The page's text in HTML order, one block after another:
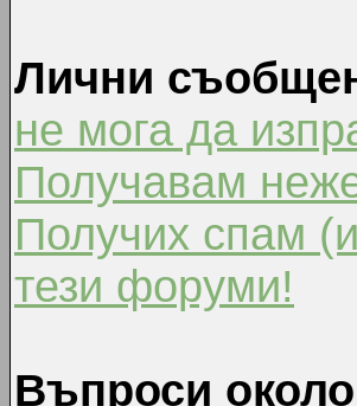
Лични
не мога да
Получавам
Получих спам
тези форуми!
Въпроси